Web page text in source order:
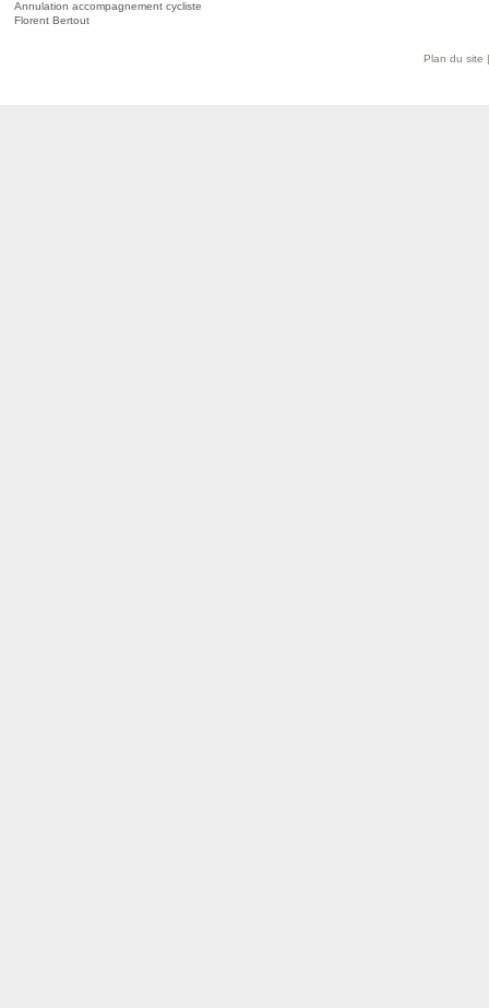
Annulation accompagnement cycliste
Florent Bertout
Plan du site